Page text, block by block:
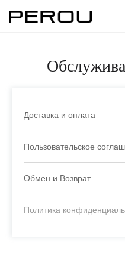
Доставка и оплата
Пользовательское
Обмен и Возврат
Политика